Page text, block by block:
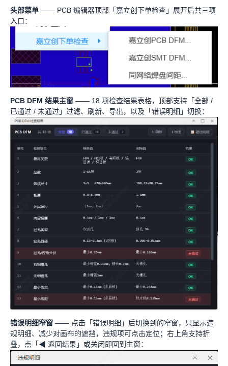
历史版本
头部菜单 —— PCB 编辑器顶部「嘉立创下单检查」展开后共三项
入口：
PCB DFM 结果主窗 —— 18 项检查结果表格，顶部支持「全部 /
已通过 / 未通过」过滤、刷新、导出，以及「错误明细」切换：
错误明细窄窗 —— 点击「错误明细」后切换到的窄窗，只显示违
规明细、减少对画布的遮挡，违规项可点击定位；右上角支持折
叠，点「◀ 返回结果」或关闭即回到主窗：